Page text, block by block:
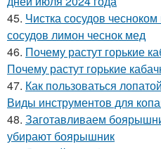
45. Чистка сосудов
сосудов лимон чеснок мед
46. Почему растут горькие
Почему растут горькие
47. Как пользоваться
Виды инструментов для
48. Заготавливаем
убирают боярышник